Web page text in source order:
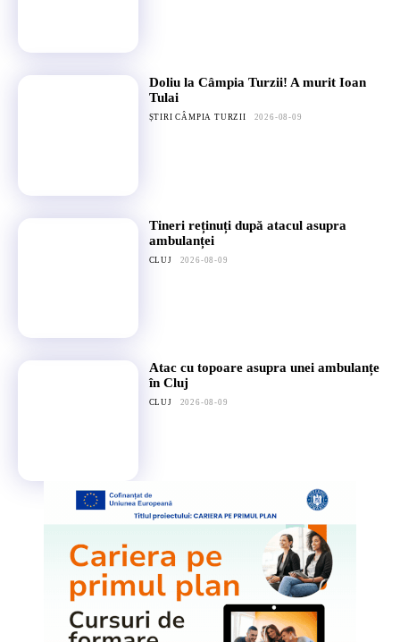
Doliu la Câmpia Turzii! A murit Ioan
Tulai
ȘTIRI CÂMPIA TURZII 2026-08-09
Tineri reținuți după atacul asupra
ambulanței
CLUJ 2026-08-09
Atac cu topoare asupra unei ambulanțe
în Cluj
CLUJ 2026-08-09